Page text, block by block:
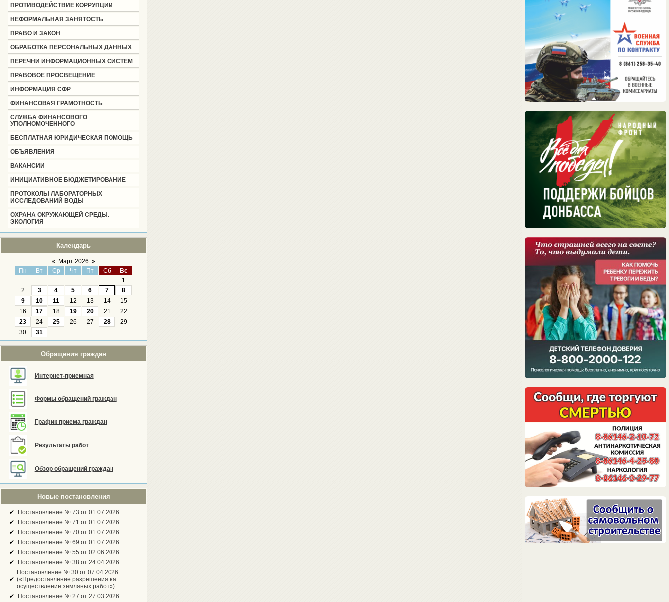
ПРОТИВОДЕЙСТВИЕ КОРРУПЦИИ
НЕФОРМАЛЬНАЯ ЗАНЯТОСТЬ
ПРАВО И ЗАКОН
ОБРАБОТКА ПЕРСОНАЛЬНЫХ ДАННЫХ
ПЕРЕЧНИ ИНФОРМАЦИОННЫХ СИСТЕМ
ПРАВОВОЕ ПРОСВЕЩЕНИЕ
ИНФОРМАЦИЯ СФР
ФИНАНСОВАЯ ГРАМОТНОСТЬ
СЛУЖБА ФИНАНСОВОГО
УПОЛНОМОЧЕННОГО
БЕСПЛАТНАЯ ЮРИДИЧЕСКАЯ ПОМОЩЬ
ОБЪЯВЛЕНИЯ
ВАКАНСИИ
ИНИЦИАТИВНОЕ БЮДЖЕТИРОВАНИЕ
ПРОТОКОЛЫ ЛАБОРАТОРНЫХ
ИССЛЕДОВАНИЙ ВОДЫ
ОХРАНА ОКРУЖАЮЩЕЙ СРЕДЫ.
ЭКОЛОГИЯ
Календарь
« Март 2026 »
Пн
Вт Ср Чт Пт Сб
Вс
1
2
3 4 5 6 7
8
9
10 11 12 13 14
15
16
17 18 19 20 21
22
23
24 25 26 27 28
29
30
31
Обращения граждан
Интернет-приемная
Формы обращений граждан
График приема граждан
Результаты работ
Обзор обращений граждан
Новые постановления
✔
Постановление № 73 от 01.07.2026
✔
Постановление № 71 от 01.07.2026
✔
Постановление № 70 от 01.07.2026
✔
Постановление № 69 от 01.07.2026
✔
Постановление № 55 от 02.06.2026
✔
Постановление № 38 от 24.04.2026
✔
Постановление № 30 от 07.04.2026
(«Предоставление разрешения на
осуществление земляных работ»)
✔
Постановление № 27 от 27.03.2026